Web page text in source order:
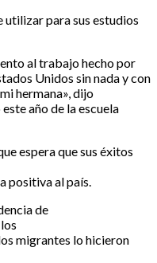
utilizar para sus estudios
al trabajo hecho por
Unidos sin nada y con
hermana», dijo
año de la escuela
espera que sus éxitos
positiva al país.
de
migrantes lo hicieron